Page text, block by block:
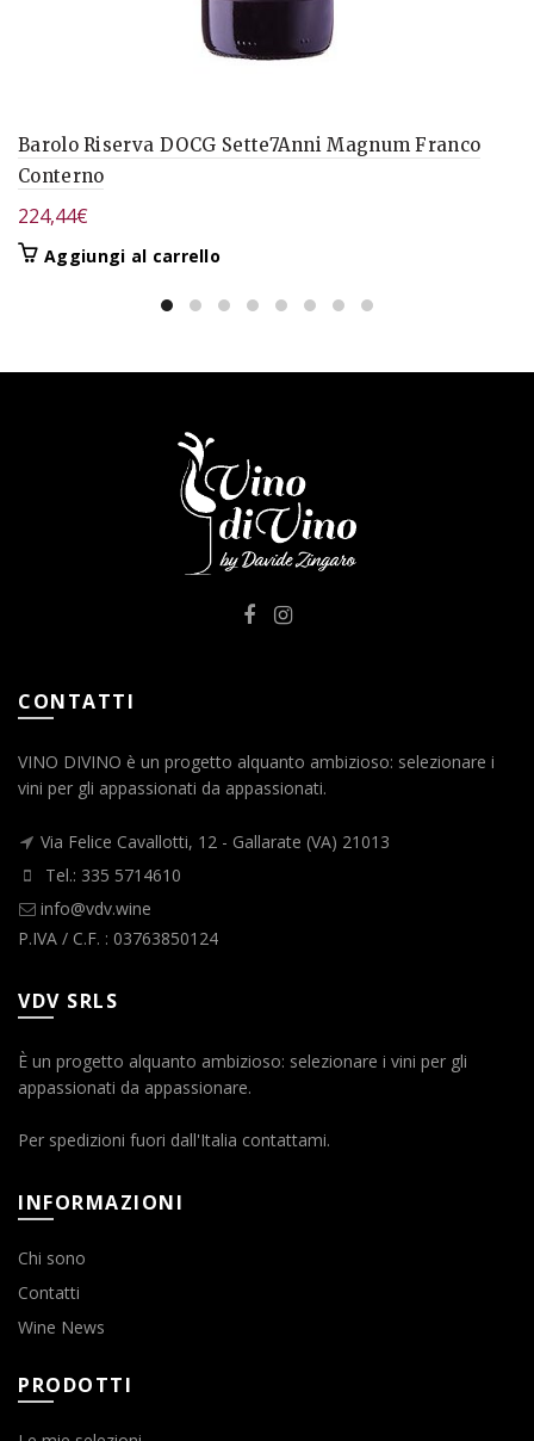
Barolo Riserva DOCG Sette7Anni Magnum Franco
Conterno
224,44€
Aggiungi al carrello
CONTATTI
VINO DIVINO è un progetto alquanto ambizioso: selezionare i
vini per gli appassionati da appassionati.
Via Felice Cavallotti, 12 - Gallarate (VA) 21013
Tel.: 335 5714610
info@vdv.wine
P.IVA / C.F. : 03763850124
VDV SRLS
È un progetto alquanto ambizioso: selezionare i vini per gli
appassionati da appassionare.
Per spedizioni fuori dall'Italia contattami.
INFORMAZIONI
Chi sono
Contatti
Wine News
PRODOTTI